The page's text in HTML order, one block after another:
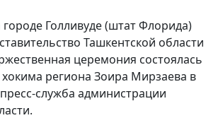
Голливуде (штат Флорида)
Ташкентской области
церемония состоялась
хокима региона Зоира Мирзаева в
пресс-служба администрации